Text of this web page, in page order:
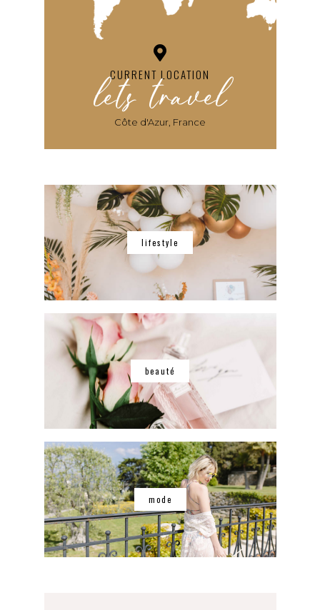
CURRENT LOCATION
lets travel
Côte d'Azur, France
lifestyle
beauté
mode